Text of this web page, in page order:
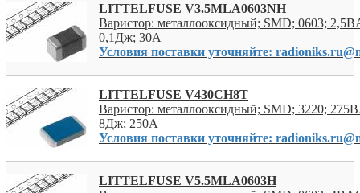
LITTELFUSE V3.5MLA0603NH
Варистор: металлооксидный; SMD; 0603;
0,1Дж; 30А
Условия поставки уточняйте:
LITTELFUSE V430CH8T
Варистор: металлооксидный; SMD; 3220;
8Дж; 250А
Условия поставки уточняйте:
LITTELFUSE V5.5MLA0603H